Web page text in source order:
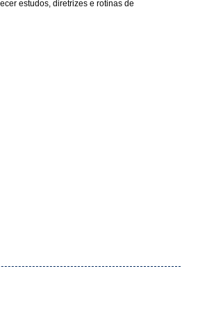
estudos, diretrizes e rotinas de